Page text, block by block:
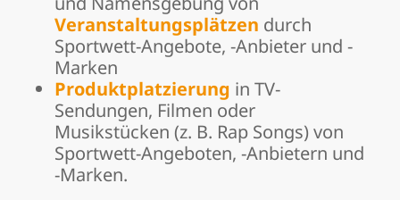
Veranstaltungsplätzen durch
Sportwett-Angebote, -Anbieter und -
Marken
Produktplatzierung in TV-
Sendungen, Filmen oder
Musikstücken (z. B. Rap Songs) von
Sportwett-Angeboten, -Anbietern und
-Marken.